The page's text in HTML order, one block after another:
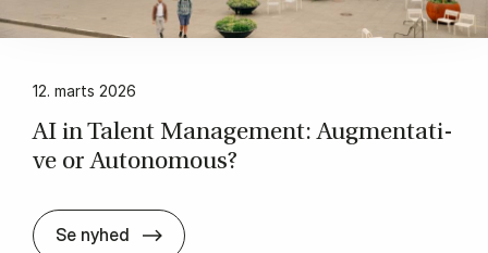
12. marts 2026
AI in Ta­lent Ma­na­ge­ment: Aug­men­ta­ti­
ve or Au­to­no­mous?
Se nyhed AI in Ta­lent Ma­na­ge­ment: